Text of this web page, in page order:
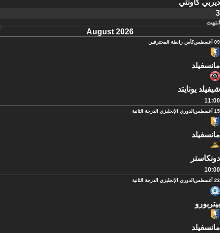
ديربي كاونتي
3
انتهت
August 2026
09 أغسطس كأس رابطة المحترفين
مانسفيلد
شيفيلد يونايتد
11:00
15 أغسطس الدوري الإنجليزي الدرجة الثانية
مانسفيلد
دونكاستر
10:00
22 أغسطس الدوري الإنجليزي الدرجة الثانية
بيتربورو
مانسفيلد